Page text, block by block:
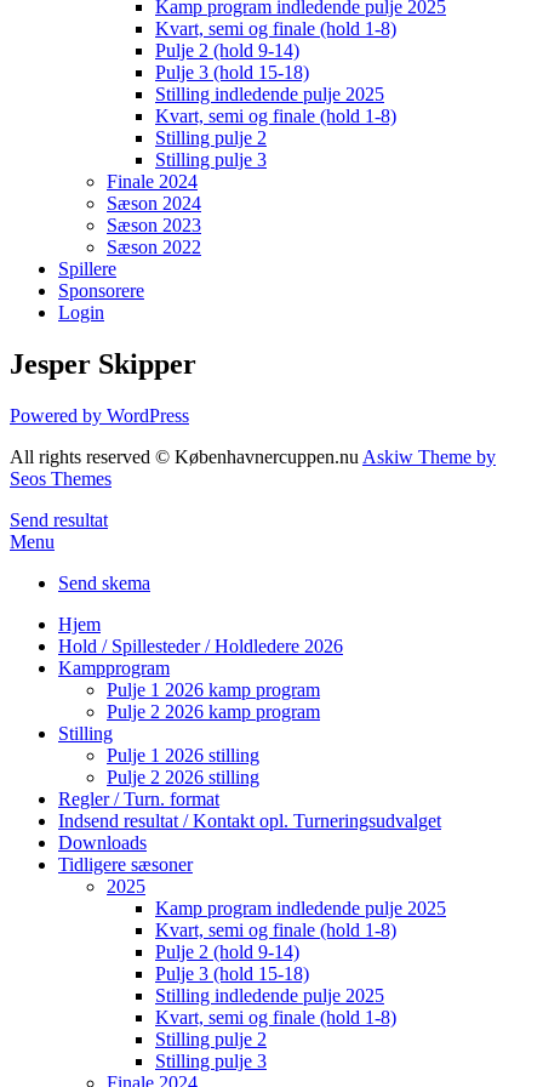
Kamp program indledende pulje 2025
Kvart, semi og finale (hold 1-8)
Pulje 2 (hold 9-14)
Pulje 3 (hold 15-18)
Stilling indledende pulje 2025
Kvart, semi og finale (hold 1-8)
Stilling pulje 2
Stilling pulje 3
Finale 2024
Sæson 2024
Sæson 2023
Sæson 2022
Spillere
Sponsorere
Login
Jesper Skipper
Powered by WordPress
All rights reserved © Københavnercuppen.nu Askiw Theme by
Seos Themes
Send resultat
Menu
Send skema
Hjem
Hold / Spillesteder / Holdledere 2026
Kampprogram
Pulje 1 2026 kamp program
Pulje 2 2026 kamp program
Stilling
Pulje 1 2026 stilling
Pulje 2 2026 stilling
Regler / Turn. format
Indsend resultat / Kontakt opl. Turneringsudvalget
Downloads
Tidligere sæsoner
2025
Kamp program indledende pulje 2025
Kvart, semi og finale (hold 1-8)
Pulje 2 (hold 9-14)
Pulje 3 (hold 15-18)
Stilling indledende pulje 2025
Kvart, semi og finale (hold 1-8)
Stilling pulje 2
Stilling pulje 3
Finale 2024